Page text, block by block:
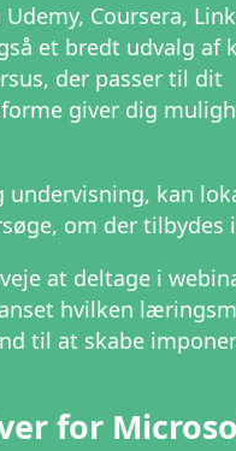
Coursera,
et bredt udvalg af
der passer til dit
giver dig
kan
om der
at deltage i
hvilken
til at skabe
for